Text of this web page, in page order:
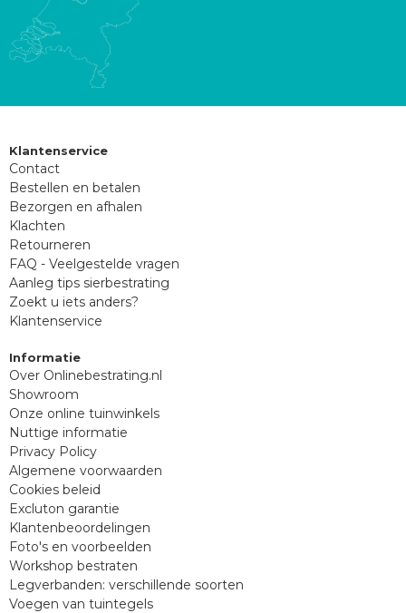
Klantenservice
Contact
Bestellen en betalen
Bezorgen en afhalen
Klachten
Retourneren
FAQ - Veelgestelde vragen
Aanleg tips sierbestrating
Zoekt u iets anders?
Klantenservice
Informatie
Over Onlinebestrating.nl
Showroom
Onze online tuinwinkels
Nuttige informatie
Privacy Policy
Algemene voorwaarden
Cookies beleid
Excluton garantie
Klantenbeoordelingen
Foto's en voorbeelden
Workshop bestraten
Legverbanden: verschillende soorten
Voegen van tuintegels